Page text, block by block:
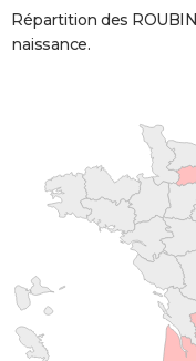
Répartition des
naissance.